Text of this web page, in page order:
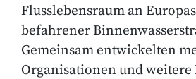
Flusslebensraum an
befahrener
Gemeinsam entwickelten
Organisationen und weitere